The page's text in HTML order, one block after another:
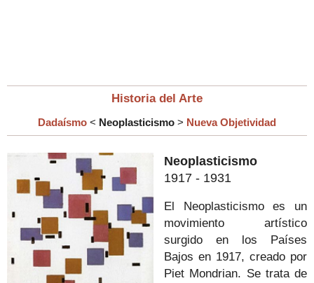
Historia del Arte
Dadaísmo < Neoplasticismo > Nueva Objetividad
Neoplasticismo
1917 - 1931
El Neoplasticismo es un
movimiento artístico
surgido en los Países
Bajos en 1917, creado por
Piet Mondrian. Se trata de